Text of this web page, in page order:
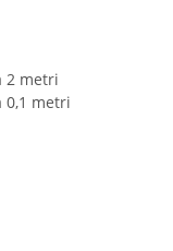
2 metri
0,1 metri